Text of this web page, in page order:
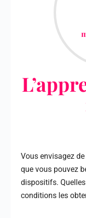
Vous envisagez
que vous pouvez
dispositifs.
conditions les